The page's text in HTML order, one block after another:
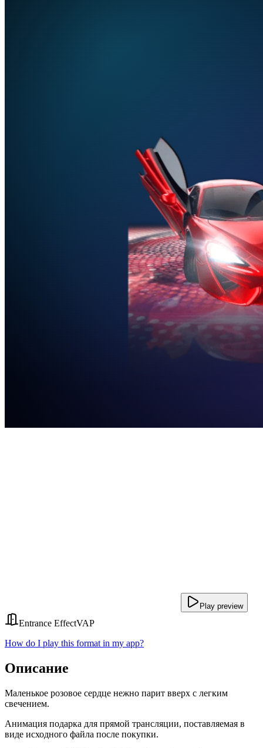
Play preview
Entrance EffectVAP
How do I play this format in my app?
Описание
Маленькое розовое сердце нежно парит вверх с легким
свечением.
Анимация подарка для прямой трансляции, поставляемая в
виде исходного файла после покупки.